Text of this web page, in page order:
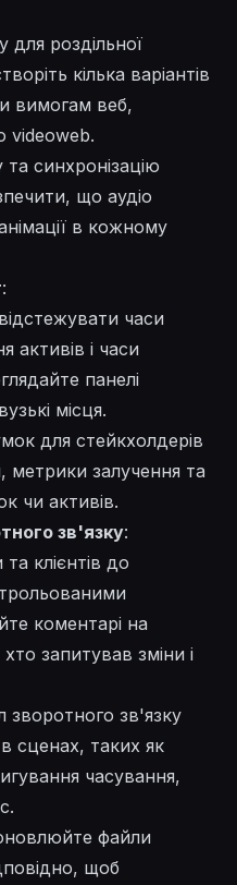
для роздільної
кілька варіантів
вимогам веб,
videoweb.
та синхронізацію
що аудіо
в кожному
:
часи
активів і часи
панелі
місця.
для стейкхолдерів
метрики залучення та
чи активів.
зв'язку:
клієнтів до
коментарі на
запитував зміни і
зворотного зв'язку
сценах, таких як
часування,
файли
щоб